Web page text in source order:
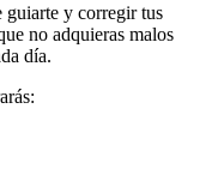
guiarte y corregir tus
no adquieras malos
día.